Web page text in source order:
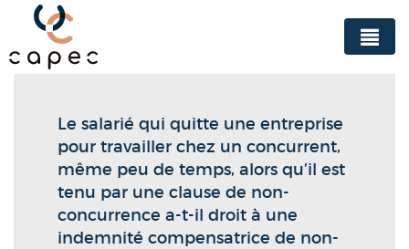
Panneau de gestion des cookies
Le salarié qui quitte une entreprise
pour travailler chez un concurrent,
même peu de temps, alors qu’il est
tenu par une clause de non-
concurrence a-t-il droit à une
indemnité compensatrice de non-